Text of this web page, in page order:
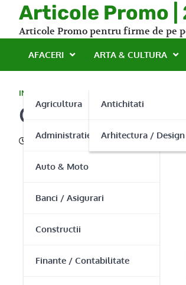
content
Articole Promo |
Articole Promo pentru firme de pe
AFACERI
Agricultura
Administratie Publica
Auto & Moto
Banci / Asigurari
Constructii
Finante / Contabilitate
ARTA & CULTURA
Antichitati
Arhitectura / Design
INDUSTRIE
Cablero va
13/06/2013